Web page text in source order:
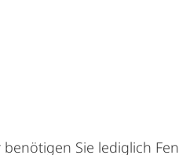
Sie lediglich